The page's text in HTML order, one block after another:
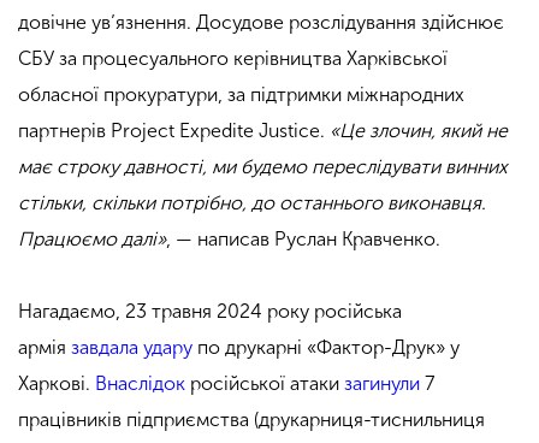
довічне ув’язнення. Досудове розслідування здійснює
СБУ за процесуального керівництва Харківської
обласної прокуратури, за підтримки міжнародних
партнерів Project Expedite Justice. «Це злочин, який не
має строку давності, ми будемо переслідувати винних
стільки, скільки потрібно, до останнього виконавця.
Працюємо далі», — написав Руслан Кравченко.
Нагадаємо, 23 травня 2024 року російська
армія завдала удару по друкарні «Фактор-Друк» у
Харкові. Внаслідок російської атаки загинули 7
працівників підприємства (друкарниця-тиснильниця